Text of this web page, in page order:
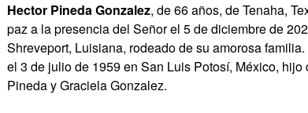
Hector Pineda Gonzalez, de 66 años, de Tenaha,
paz a la presencia del Señor el 5 de diciembre de
Shreveport, Luisiana, rodeado de su amorosa
el 3 de julio de 1959 en San Luis Potosí, México, hijo
Pineda y Graciela Gonzalez.